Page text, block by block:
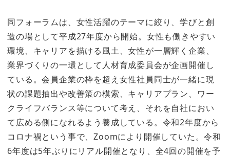
同フォーラムは、女性活躍のテーマに絞り、学びと創
造の場として平成27年度から開始。女性も働きやすい
環境、キャリアを描ける風土、女性が一層輝く企業、
業界づくりの一環として人材育成委員会が企画開催し
ている。会員企業の枠を超え女性社員同士が一緒に現
状の課題抽出や改善策の模索、キャリアプラン、ワー
クライフバランス等について考え、それを自社におい
て広める側になれるよう養成している。令和2年度から
コロナ禍という事で、Zoomにより開催していた。令和
6年度は5年ぶりにリアル開催となり、全4回の開催を予